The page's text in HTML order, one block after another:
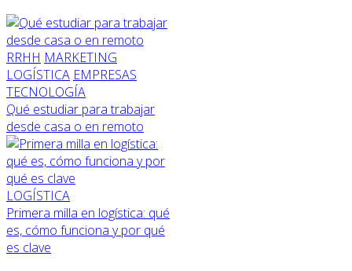
RRHH MARKETING
LOGÍSTICA EMPRESAS
TECNOLOGÍA
Qué estudiar para trabajar
desde casa o en remoto
LOGÍSTICA
Primera milla en logística: qué
es, cómo funciona y por qué
es clave